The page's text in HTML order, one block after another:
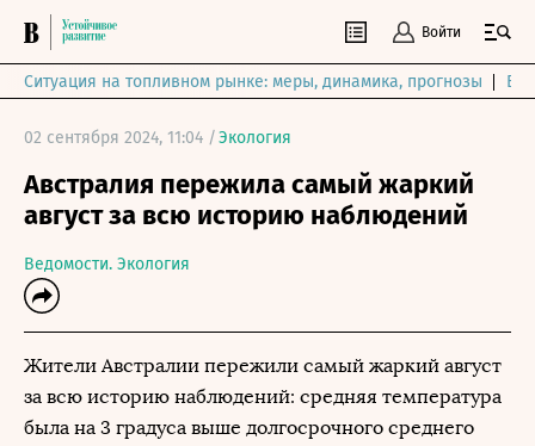
Войти
Ситуация на топливном рынке: меры, динамика, прогнозы
02 сентября 2024, 11:04 /Экология
Австралия пережила самый жаркий
август за всю историю наблюдений
Ведомости. Экология
Жители Австралии пережили самый жаркий август
за всю историю наблюдений: средняя температура
была на 3 градуса выше долгосрочного среднего